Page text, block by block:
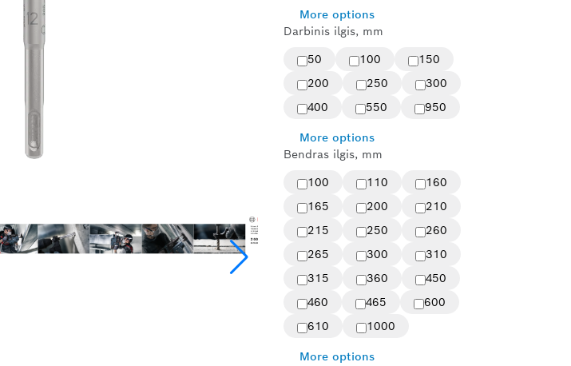
More options
Darbinis ilgis, mm
50
100
150
200
250
300
400
550 950
More options
Bendras ilgis, mm
100
110
160
165
200
210
215
250
260
265
300
310
315
360
450
460
465
600
610
1000
More options